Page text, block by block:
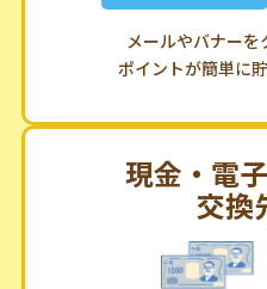
メールやバナーを
ポイントが簡単に
現金・電
交換